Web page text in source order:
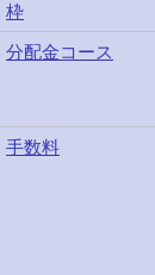
枠
分配金コース
手数料